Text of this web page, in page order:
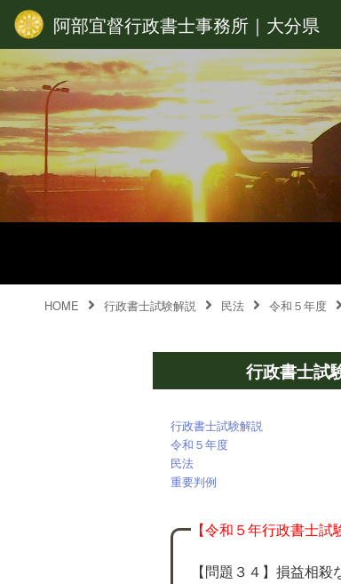
阿部宜督行政書士事務所｜大分県
HOME 行政書士試験解説 民法 令和５年度
行政書士試
行政書士試験解説
令和５年度
民法
重要判例
【令和５年行政書士試
【問題３４】損益相